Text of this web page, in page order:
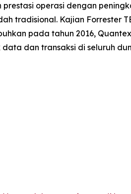
operasi dengan
tradisional. Kajian
pada tahun 2016,
dan transaksi di seluruh